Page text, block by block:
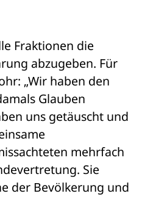
Fraktionen die
abzugeben. Für
„Wir haben den
Glauben
uns getäuscht und
mehrfach
Sie
der Bevölkerung und